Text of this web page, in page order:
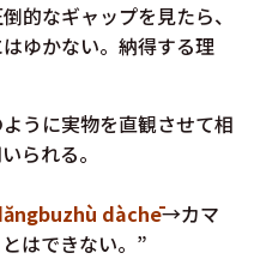
的なギャップを見たら、
ゆかない。納得する理
うに実物を直観させて相
られる。
dàchē→カマ
はできない。”